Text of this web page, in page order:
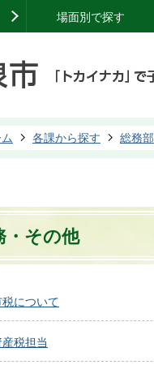
場面別で探す
各課から探す 総務部
・その他
税について
産税担当